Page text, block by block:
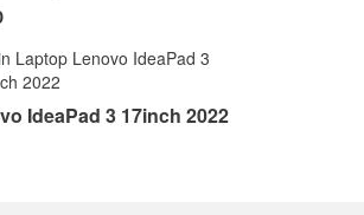
IdeaPad 3 17inch 2022